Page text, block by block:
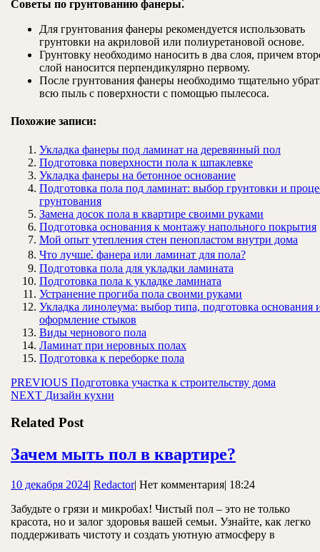
Советы по грунтованию фанеры⁚
Для грунтования фанеры рекомендуется использовать
грунтовки на акриловой или полиуретановой основе.
Грунтовку необходимо наносить в два слоя, причем
слой наносится перпендикулярно первому.
После грунтования фанеры необходимо тщательно
всю пыль с поверхности с помощью пылесоса.
Похожие записи:
Укладка фанеры под ламинат на деревянный пол
Подготовка поверхности пола к шпаклевке
Укладка фанеры на бетонное основание
Подготовка пола под ламинат: выбор грунтовки и
грунтования
Замена досок пола в квартире своими руками
Подготовка основания к монтажу напольного покрытия
Мой опыт утепления стен пенопластом внутри дома
Что лучше⁚ фанера или ламинат для пола?
Подготовка пола для укладки ламината
Подготовка пола к укладке ламината
Устранение прогиба пола своими руками
Укладка линолеума: выбор типа, подготовка основания
оформление стыков
Виды чернового пола
Ламинат при неровных полах
Подготовка к переборке пола
Навигация
по
записям
PREVIOUS Предыдущая
запись:
Подготовка участка к строительству дома
NEXT Следующая
Дизайн кухни
Related Post
Зачем мыть пол в квартире?
пол
в
квартире?
10 декабря 202410
2024
| RedactorRedactor
| Нет комментария| 18:24
Забудьте о грязи и микробах! Чистый пол – это не только
красота, но и залог здоровья вашей семьи. Узнайте, как легко
поддерживать чистоту и создать уютную атмосферу в